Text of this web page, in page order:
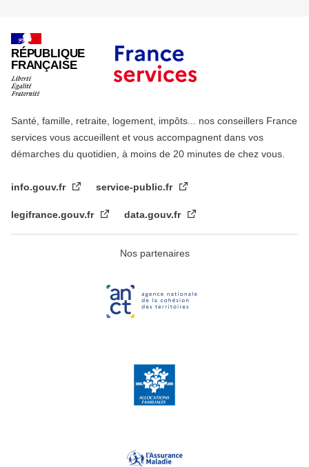
RÉPUBLIQUE
FRANÇAISE
Santé, famille, retraite, logement, impôts... nos conseillers France
services vous accueillent et vous accompagnent dans vos
démarches du quotidien, à moins de 20 minutes de chez vous.
info.gouv.fr service-public.fr
legifrance.gouv.fr data.gouv.fr
Nos partenaires